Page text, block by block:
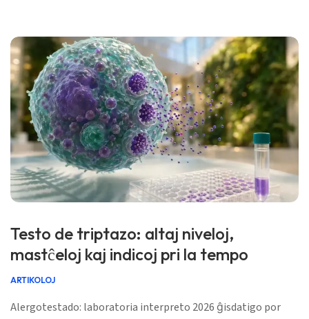
Testo de triptazo: altaj niveloj,
mastĉeloj kaj indicoj pri la tempo
ARTIKOLOJ
Alergotestado: laboratoria interpreto 2026 ĝisdatigo por